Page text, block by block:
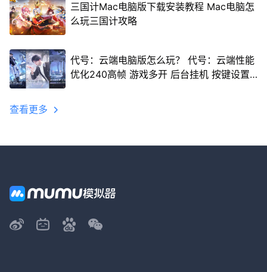
三国计Mac电脑版下载安装教程 Mac电脑怎
么玩三国计攻略
代号：云端电脑版怎么玩？ 代号：云端性能
优化240高帧 游戏多开 后台挂机 按键设置
查看更多